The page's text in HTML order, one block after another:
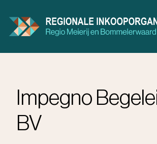
naar
inhoud
Impegno
BV